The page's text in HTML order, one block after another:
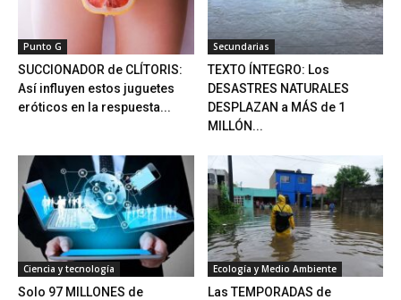
Punto G
SUCCIONADOR de CLÍTORIS:
Así influyen estos juguetes
eróticos en la respuesta...
Secundarias
TEXTO ÍNTEGRO: Los
DESASTRES NATURALES
DESPLAZAN a MÁS de 1
MILLÓN...
Ciencia y tecnología
Solo 97 MILLONES de
Ecología y Medio Ambiente
Las TEMPORADAS de